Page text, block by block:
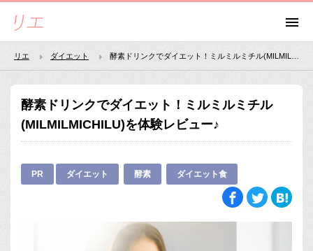
リエ ダイエット
酵素ドリンクでダイエット！ミルミルミチル
(MILMILMICHILU)を体験レビュー♪
PR ダイエット 酵素 ダイエット食